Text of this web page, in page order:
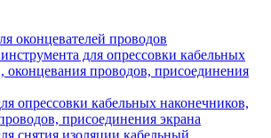
оконцевателей проводов
для опрессовки кабельных
оконцевания проводов, присоединения
опрессовки кабельных наконечников,
присоединения экрана
снятия изоляции кабельный